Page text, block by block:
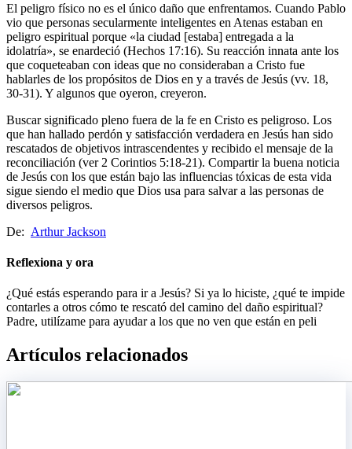
El peligro físico no es el único daño que enfrentamos. Cuando Pablo
vio que personas secularmente inteligentes en Atenas estaban en
peligro espiritual porque «la ciudad [estaba] entregada a la
idolatría», se enardeció (Hechos 17:16). Su reacción innata ante los
que coqueteaban con ideas que no consideraban a Cristo fue
hablarles de los propósitos de Dios en y a través de Jesús (vv. 18,
30-31). Y algunos que oyeron, creyeron.
Buscar significado pleno fuera de la fe en Cristo es peligroso. Los
que han hallado perdón y satisfacción verdadera en Jesús han sido
rescatados de objetivos intrascendentes y recibido el mensaje de la
reconciliación (ver 2 Corintios 5:18-21). Compartir la buena noticia
de Jesús con los que están bajo las influencias tóxicas de esta vida
sigue siendo el medio que Dios usa para salvar a las personas de
diversos peligros.
De: Arthur Jackson
Reflexiona y ora
¿Qué estás esperando para ir a Jesús? Si ya lo hiciste, ¿qué te impide
contarles a otros cómo te rescató del camino del daño espiritual?
Padre, utilízame para ayudar a los que no ven que están en peli
Artículos relacionados​